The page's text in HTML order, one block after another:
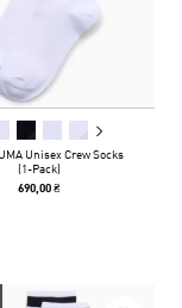
Unisex Crew Socks
(1-Pack)
690,00 ₴